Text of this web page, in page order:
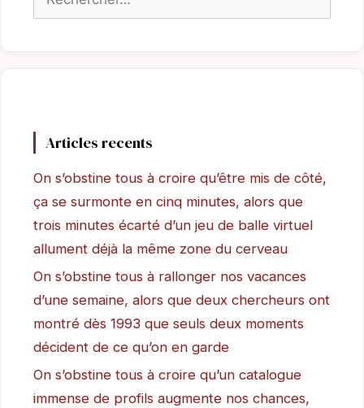
Articles recents
On s’obstine tous à croire qu’être mis de côté,
ça se surmonte en cinq minutes, alors que
trois minutes écarté d’un jeu de balle virtuel
allument déjà la même zone du cerveau
On s’obstine tous à rallonger nos vacances
d’une semaine, alors que deux chercheurs ont
montré dès 1993 que seuls deux moments
décident de ce qu’on en garde
On s’obstine tous à croire qu’un catalogue
immense de profils augmente nos chances,